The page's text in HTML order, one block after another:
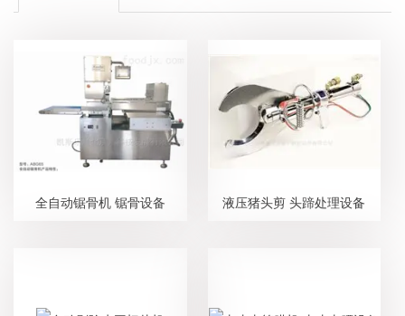
全自动锯骨机 锯骨设备 液压猪头剪 头蹄处理设备